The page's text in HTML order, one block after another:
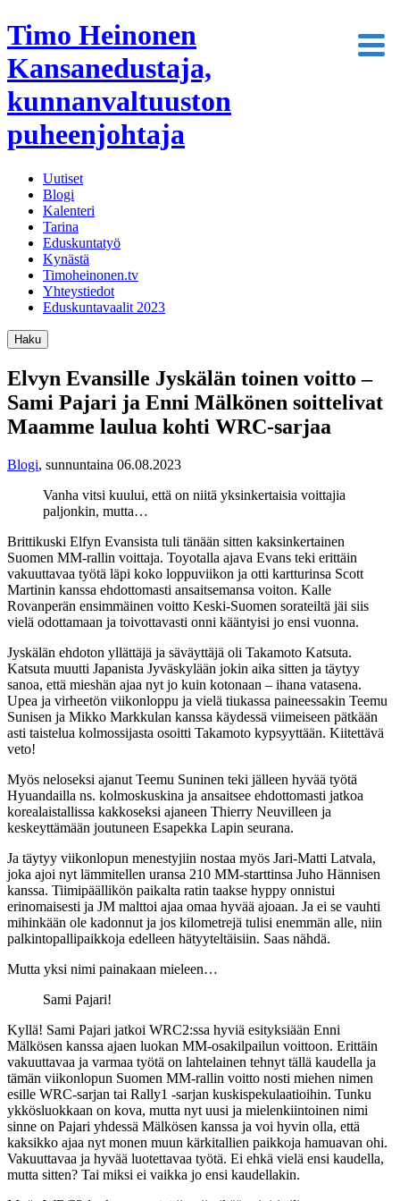
Timo Heinonen
Kansanedustaja,
kunnanvaltuuston
puheenjohtaja
Uutiset
Blogi
Kalenteri
Tarina
Eduskuntatyö
Kynästä
Timoheinonen.tv
Yhteystiedot
Eduskuntavaalit 2023
Haku
Elvyn Evansille Jyskälän toinen voitto –
Sami Pajari ja Enni Mälkönen soittelivat
Maamme laulua kohti WRC-sarjaa
Blogi, sunnuntaina 06.08.2023
Vanha vitsi kuului, että on niitä yksinkertaisia voittajia
paljonkin, mutta…
Brittikuski Elfyn Evansista tuli tänään sitten kaksinkertainen
Suomen MM-rallin voittaja. Toyotalla ajava Evans teki erittäin
vakuuttavaa työtä läpi koko loppuviikon ja otti kartturinsa Scott
Martinin kanssa ehdottomasti ansaitsemansa voiton. Kalle
Rovanperän ensimmäinen voitto Keski-Suomen sorateiltä jäi siis
vielä odottamaan ja toivottavasti onni kääntyisi jo ensi vuonna.
Jyskälän ehdoton yllättäjä ja säväyttäjä oli Takamoto Katsuta.
Katsuta muutti Japanista Jyväskylään jokin aika sitten ja täytyy
sanoa, että mieshän ajaa nyt jo kuin kotonaan – ihana vatasena.
Upea ja virheetön viikonloppu ja vielä tiukassa paineessakin Teemu
Sunisen ja Mikko Markkulan kanssa käydessä viimeiseen pätkään
asti taistelua kolmossijasta osoitti Takamoto kypsyyttään. Kiitettävä
veto!
Myös neloseksi ajanut Teemu Suninen teki jälleen hyvää työtä
Hyuandailla ns. kolmoskuskina ja ansaitsee ehdottomasti jatkoa
korealaistallissa kakkoseksi ajaneen Thierry Neuvilleen ja
keskeyttämään joutuneen Esapekka Lapin seurana.
Ja täytyy viikonlopun menestyjiin nostaa myös Jari-Matti Latvala,
joka ajoi nyt lämmitellen uransa 210 MM-starttinsa Juho Hännisen
kanssa. Tiimipäällikön paikalta ratin taakse hyppy onnistui
erinomaisesti ja JM malttoi ajaa omaa hyvää ajoaan. Ja ei se vauhti
mihinkään ole kadonnut ja jos kilometrejä tulisi enemmän alle, niin
palkintopallipaikkoja edelleen hätyyteltäisiin. Saas nähdä.
Mutta yksi nimi painakaan mieleen…
Sami Pajari!
Kyllä! Sami Pajari jatkoi WRC2:ssa hyviä esityksiään Enni
Mälkösen kanssa ajaen luokan MM-osakilpailun voittoon. Erittäin
vakuuttavaa ja varmaa työtä on lahtelainen tehnyt tällä kaudella ja
tämän viikonlopun Suomen MM-rallin voitto nosti miehen nimen
esille WRC-sarjan tai Rally1 -sarjan kuskispekulaatioihin. Tunku
ykkösluokkaan on kova, mutta nyt uusi ja mielenkiintoinen nimi
sinne on Pajari yhdessä Mälkösen kanssa ja voi hyvin olla, että
kaksikko ajaa nyt monen muun kärkitallien paikkoja hamuavan ohi.
Vakuuttavaa ja hyvää luotettavaa työtä. Ei ehkä vielä ensi kaudella,
mutta sitten? Tai miksi ei vaikka jo ensi kaudellakin.